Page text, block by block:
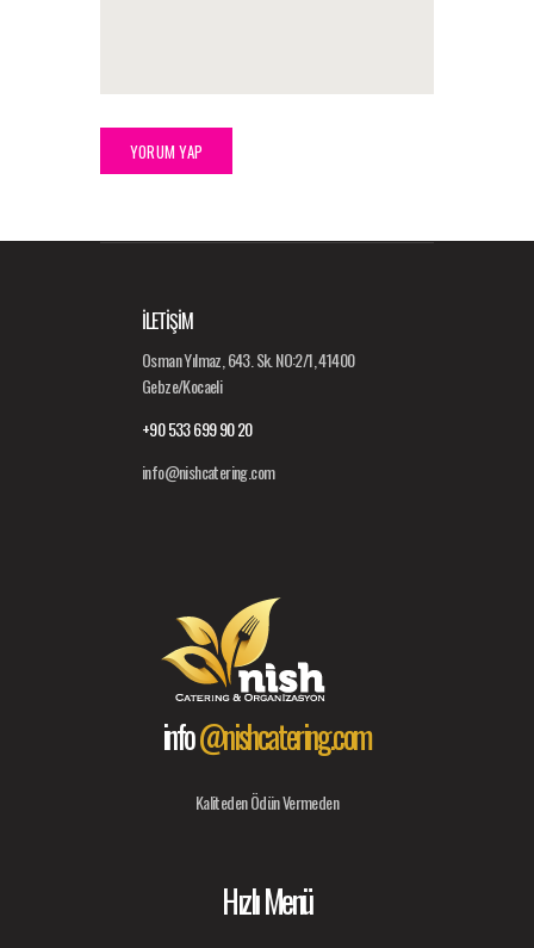
İLETİŞİM
Osman Yılmaz, 643. Sk. NO:2/1, 41400
Gebze/Kocaeli
+90 533 699 90 20
info@nishcatering.com
info@nishcatering.com
Kaliteden Ödün Vermeden
Hızlı Menü